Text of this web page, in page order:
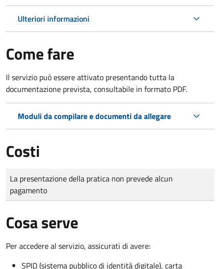
Ulteriori informazioni
Come fare
Il servizio può essere attivato presentando tutta la
documentazione prevista, consultabile in formato PDF.
Moduli da compilare e documenti da allegare
Costi
Tipo di pagamento
Importo
La presentazione della pratica non prevede alcun
pagamento
Cosa serve
Per accedere al servizio, assicurati di avere:
SPID (sistema pubblico di identità digitale), carta